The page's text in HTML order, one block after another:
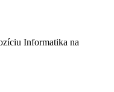
Informatika na